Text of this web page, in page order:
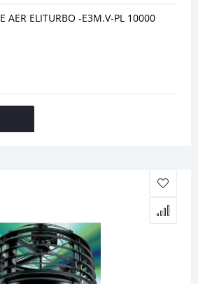
AER ELITURBO -E3M.V-PL 10000